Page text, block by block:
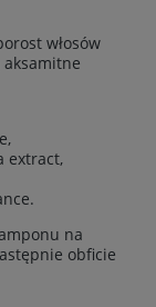
włosów
aksamitne
extract,
na
obficie